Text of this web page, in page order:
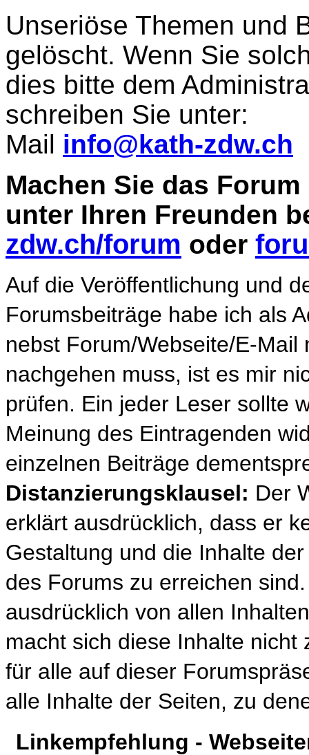
Unseriöse Themen und
gelöscht. Wenn Sie
dies bitte dem
schreiben Sie unter:
Mail info@kath-zdw.ch
Machen Sie das
unter Ihren Freunden
zdw.ch/forum oder
Auf die Veröffentlichung und
Forumsbeiträge habe ich als
nebst Forum/Webseite/E-
nachgehen muss, ist es mir
prüfen. Ein jeder Leser sollte
Meinung des Eintragenden
einzelnen Beiträge
Distanzierungsklausel: Der
erklärt ausdrücklich, dass er
Gestaltung und die Inhalte
des Forums zu erreichen
ausdrücklich von allen
macht sich diese Inhalte nicht
für alle auf dieser
alle Inhalte der Seiten, zu
Linkempfehlung -